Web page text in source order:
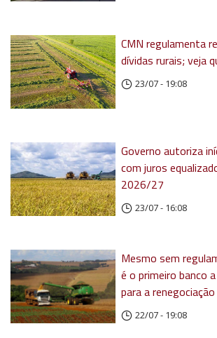
CMN regulamenta
dívidas rurais; veja
23/07 - 19:08
Governo autoriza
com juros
2026/27
23/07 - 16:08
Mesmo sem
é o primeiro banco
para a
22/07 - 19:08